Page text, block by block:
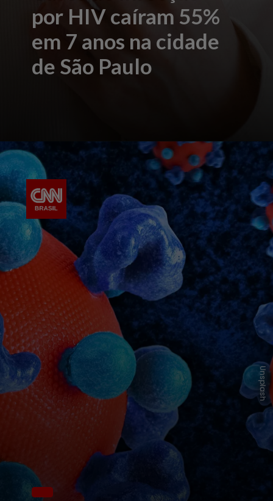
por HIV caíram 55%
em 7 anos na cidade
de São Paulo
Unsplash